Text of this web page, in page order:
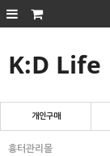
회원가입
화장품몰
K:D Life
개인구매
흉터관리몰